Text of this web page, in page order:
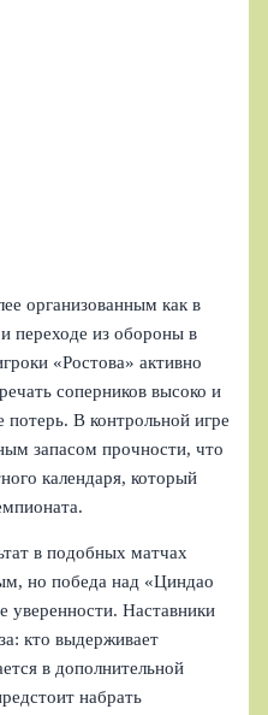
организованным как в
переходе из обороны в
«Ростова» активно
соперников высоко и
В контрольной игре
запасом прочности, что
календаря, который
в подобных матчах
но победа над «Циндао
уверенности. Наставники
кто выдерживает
в дополнительной
набрать